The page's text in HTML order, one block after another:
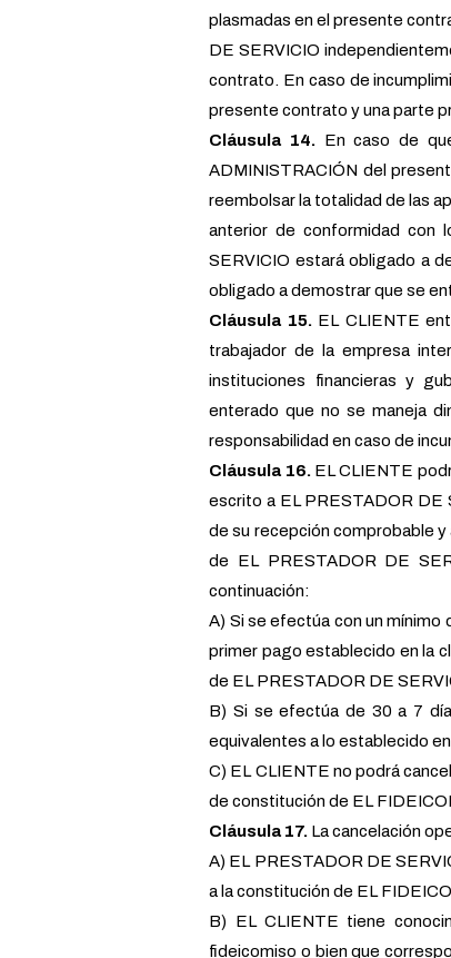
plasmadas en el presente
DE SERVICIO
contrato. En caso de
presente contrato y una parte
Cláusula 14.
En caso de
ADMINISTRACIÓN del
reembolsar la totalidad de las
anterior de conformidad con
SERVICIO estará obligado a
obligado a demostrar que se
Cláusula 15. EL CLIENTE
trabajador de la empresa
instituciones financieras y
enterado que no se maneja
responsabilidad en caso de
Cláusula 16. EL CLIENTE
escrito a EL PRESTADOR DE
de su recepción comprobable
de EL PRESTADOR DE
continuación:
A) Si se efectúa con un mínimo
primer pago establecido en la
de EL PRESTADOR DE
B) Si se efectúa de 30 a 7
equivalentes a lo establecido
C) EL CLIENTE no podrá
de constitución de EL
Cláusula 17. La cancelación
A) EL PRESTADOR DE
a la constitución de EL
B) EL CLIENTE tiene
fideicomiso o bien que